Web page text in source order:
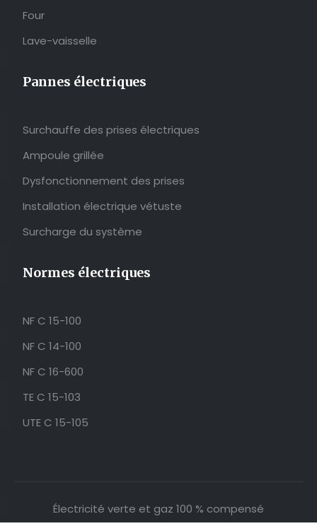
Four
Lave-vaisselle
Pannes électriques
Surchauffe des prises électriques
Ampoule grillée
Dysfonctionnement des prises
Installation électrique vétuste
Surcharge du système
Normes électriques
NF C 15-100
NF C 14-100
NF C 16-600
TE C 15-103
UTE C 15-105
Électricité verte et gaz 100 % compensé